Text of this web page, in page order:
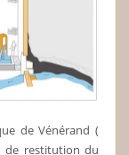
de Vénérand (
de restitution du